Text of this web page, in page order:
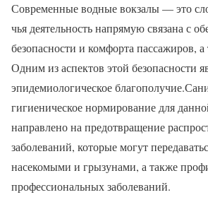
Современные водные вокзалы — это
чья деятельность напрямую связана с
безопасности и комфорта пассажиров,
Одним из аспектов этой безопасности
эпидемиологическое
гигиеническое нормирование для
направлено на предотвращение
заболеваний, которые могут
насекомыми и грызунами, а также
профессиональных заболеваний.